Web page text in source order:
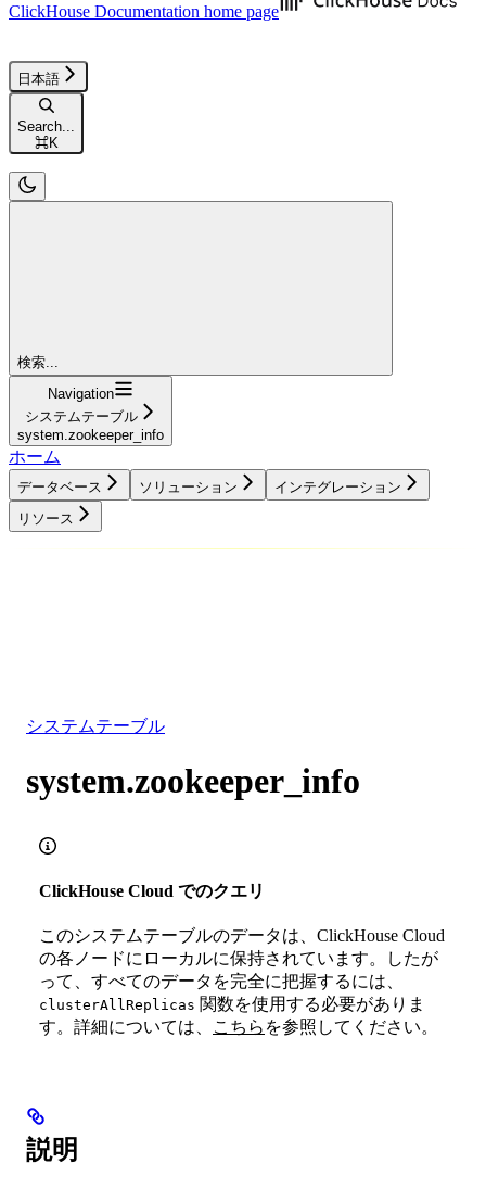
ClickHouse Documentation home page
日本語
Search...
⌘K
検索...
Navigation
システムテーブル
system.zookeeper_info
ホーム
データベース ソリューション
インテグレーション
リソース
システムテーブル
system.zookeeper_info
ClickHouse Cloud でのクエリ
このシステムテーブルのデータは、ClickHouse Cloud
の各ノードにローカルに保持されています。したが
って、すべてのデータを完全に把握するには、
clusterAllReplicas 関数を使用する必要がありま
す。詳細については、
こちら を参照してください。
説明